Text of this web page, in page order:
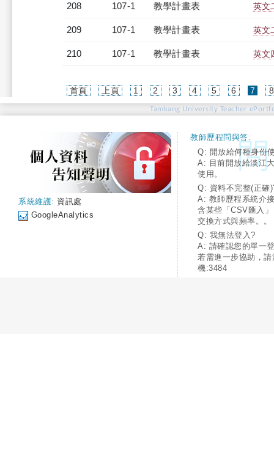
208 107-1 教學計畫表 英文
209 107-1 教學計畫表 英文
210 107-1 教學計畫表 英文
首頁 上頁 1 2 3 4 5 6 7 8
Tamkang University Teacher
系統維護: 資訊處
GoogleAnalytics
教師歷程問與答:
Q: 開放給何種身份
A: 目前開放給淡江
使用。
Q: 資料不完整(正確
A: 教師歷程系統介
含某些「CSV匯入
交換方式與頻率。。
Q: 我無法登入?
A: 請確認您的單一
若需進一步協助，
機:3484